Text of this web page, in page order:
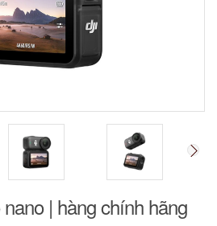
| hàng chính hãng